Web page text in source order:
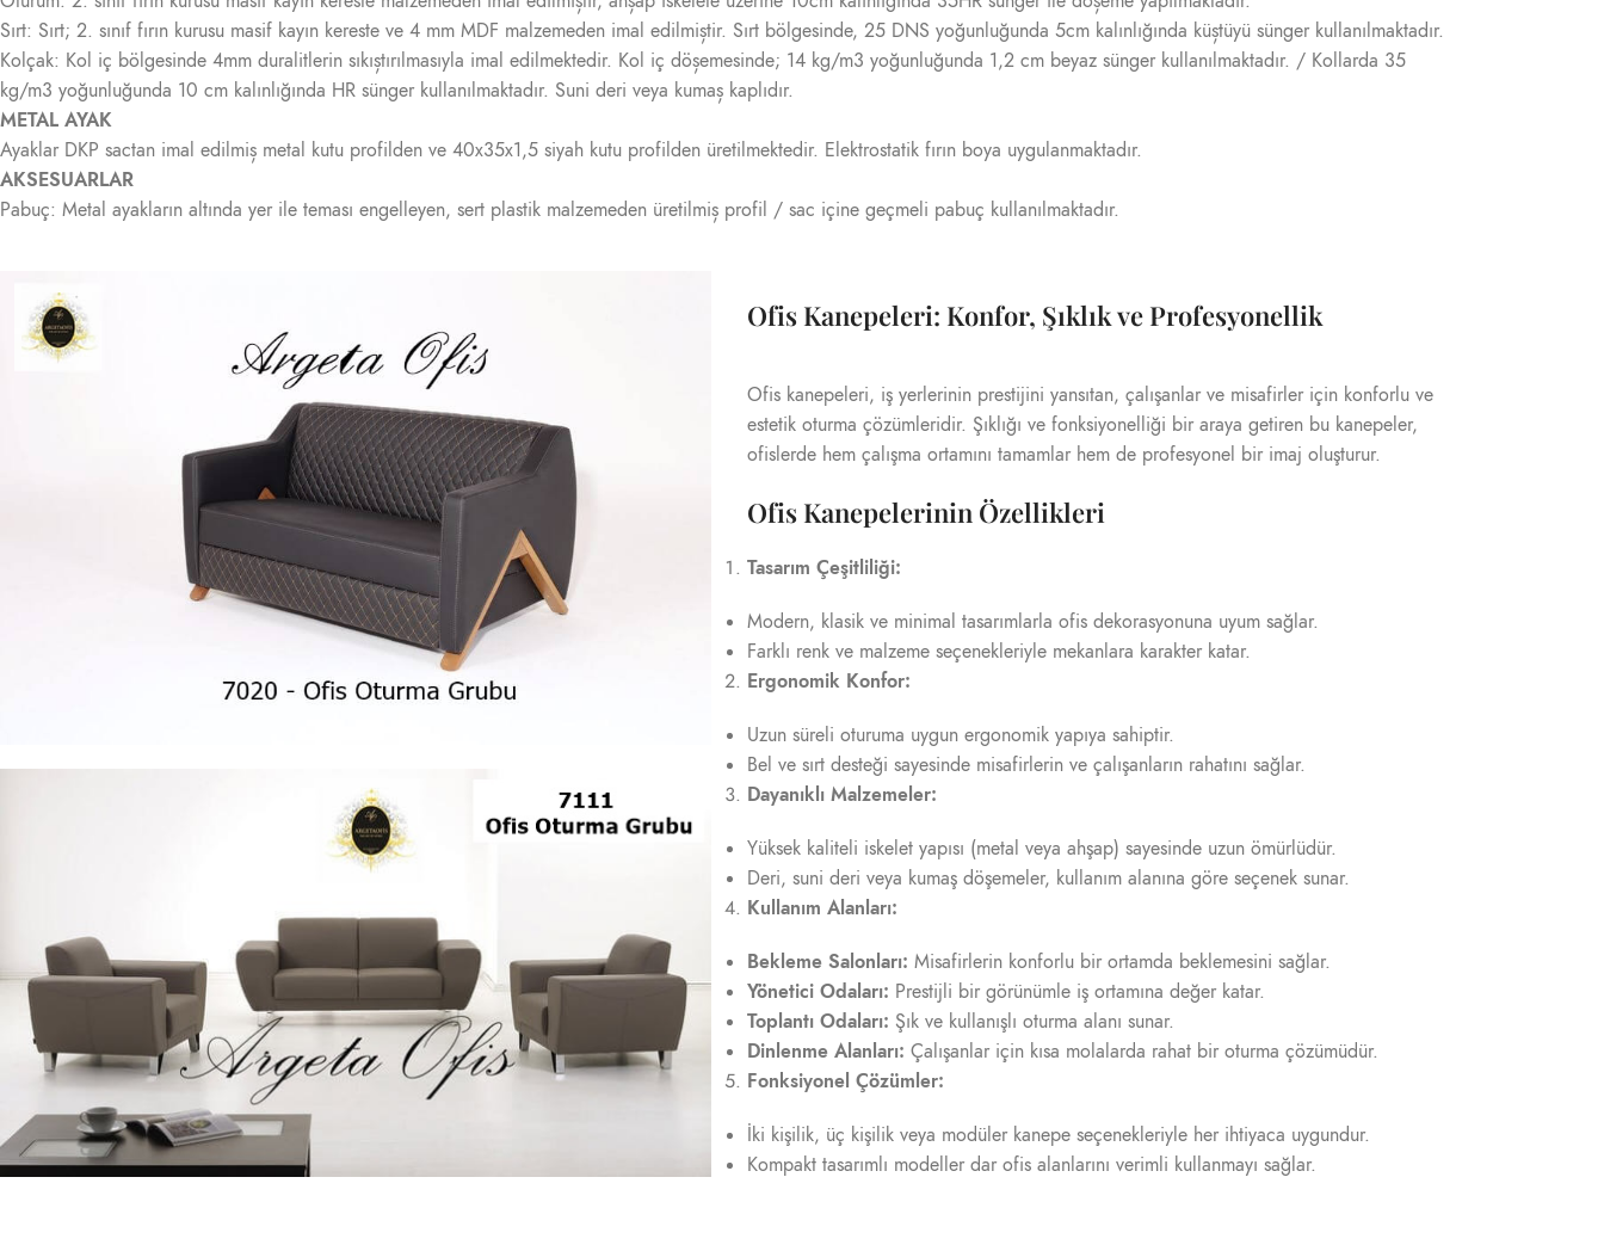
Sırt: Sırt; 2. sınıf fırın kurusu masif kayın kereste ve 4 mm MDF malzemeden imal edilmiștir. Sırt bölgesinde, 25 DNS yoğunluğunda 5cm kalınlığında küștüyü sünger kullanılmaktadır.
Kolçak: Kol iç bölgesinde 4mm duralitlerin sıkıștırılmasıyla imal edilmektedir. Kol iç döșemesinde; 14 kg/m3 yoğunluğunda 1,2 cm beyaz sünger kullanılmaktadır. / Kollarda 35
kg/m3 yoğunluğunda 10 cm kalınlığında HR sünger kullanılmaktadır. Suni deri veya kumaș kaplıdır.
METAL AYAK
Ayaklar DKP sactan imal edilmiș metal kutu profilden ve 40x35x1,5 siyah kutu profilden üretilmektedir. Elektrostatik fırın boya uygulanmaktadır.
AKSESUARLAR
Pabuç: Metal ayakların altında yer ile teması engelleyen, sert plastik malzemeden üretilmiș profil / sac içine geçmeli pabuç kullanılmaktadır.
Ofis Kanepeleri: Konfor, Şıklık ve Profesyonellik
Ofis kanepeleri, iş yerlerinin prestijini yansıtan, çalışanlar ve misafirler için konforlu ve
estetik oturma çözümleridir. Şıklığı ve fonksiyonelliği bir araya getiren bu kanepeler,
ofislerde hem çalışma ortamını tamamlar hem de profesyonel bir imaj oluşturur.
Ofis Kanepelerinin Özellikleri
Tasarım Çeşitliliği:
Modern, klasik ve minimal tasarımlarla ofis dekorasyonuna uyum sağlar.
Farklı renk ve malzeme seçenekleriyle mekanlara karakter katar.
Ergonomik Konfor:
Uzun süreli oturuma uygun ergonomik yapıya sahiptir.
Bel ve sırt desteği sayesinde misafirlerin ve çalışanların rahatını sağlar.
Dayanıklı Malzemeler:
Yüksek kaliteli iskelet yapısı (metal veya ahşap) sayesinde uzun ömürlüdür.
Deri, suni deri veya kumaş döşemeler, kullanım alanına göre seçenek sunar.
Kullanım Alanları:
Bekleme Salonları: Misafirlerin konforlu bir ortamda beklemesini sağlar.
Yönetici Odaları: Prestijli bir görünümle iş ortamına değer katar.
Toplantı Odaları: Şık ve kullanışlı oturma alanı sunar.
Dinlenme Alanları: Çalışanlar için kısa molalarda rahat bir oturma çözümüdür.
Fonksiyonel Çözümler:
İki kişilik, üç kişilik veya modüler kanepe seçenekleriyle her ihtiyaca uygundur.
Kompakt tasarımlı modeller dar ofis alanlarını verimli kullanmayı sağlar.